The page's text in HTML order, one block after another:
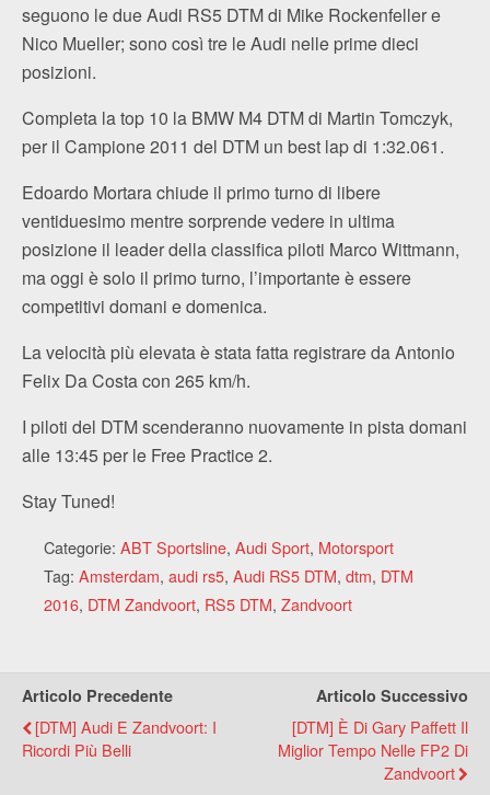
seguono le due Audi RS5 DTM di Mike Rockenfeller e
Nico Mueller; sono così tre le Audi nelle prime dieci
posizioni.
Completa la top 10 la BMW M4 DTM di Martin Tomczyk,
per il Campione 2011 del DTM un best lap di 1:32.061.
Edoardo Mortara chiude il primo turno di libere
ventiduesimo mentre sorprende vedere in ultima
posizione il leader della classifica piloti Marco Wittmann,
ma oggi è solo il primo turno, l’importante è essere
competitivi domani e domenica.
La velocità più elevata è stata fatta registrare da Antonio
Felix Da Costa con 265 km/h.
I piloti del DTM scenderanno nuovamente in pista domani
alle 13:45 per le Free Practice 2.
Stay Tuned!
Categorie: ABT Sportsline, Audi Sport, Motorsport
Tag: Amsterdam, audi rs5, Audi RS5 DTM, dtm, DTM
2016, DTM Zandvoort, RS5 DTM, Zandvoort
Articolo Precedente
[DTM] Audi E Zandvoort: I
Ricordi Più Belli
Articolo Successivo
[DTM] È Di Gary Paffett Il
Miglior Tempo Nelle FP2 Di
Zandvoort